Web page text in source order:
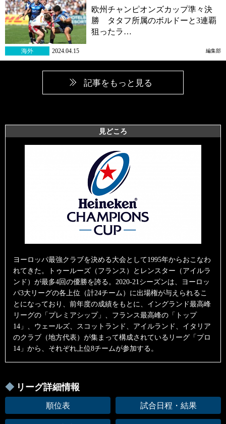
欧州チャンピオンズカップ準々決
勝 タタフ所属のボルドーと3連覇
狙ったラ…
海外 2024.04.15 編集部
記事をもっと見る
見どころ
ヨーロッパ最強クラブを決める大会として1995年からおこなわ
れてきた。トゥールーズ（フランス）とレンスター（アイルラ
ンド）が最多4回の優勝を誇る。2020-21シーズンは、ヨーロッ
パ3大リーグの各上位（計24チーム）に出場権が与えられるこ
とになっており、前年度の成績をもとに、イングランド最高峰
リーグの「プレミアシップ」、フランス最高峰の「トップ
14」、ウェールズ、スコットランド、アイルランド、イタリア
のクラブ（地方代表）が集まって構成されているリーグ「プロ
14」から、それぞれ上位8チームが参加する。
リーグ詳細情報
順位表 試合日程・結果